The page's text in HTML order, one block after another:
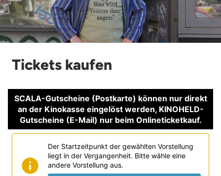
Tickets kaufen